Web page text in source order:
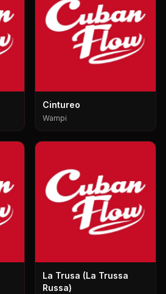
Cintureo
Wampi
La Trusa (La Trussa
Russa)